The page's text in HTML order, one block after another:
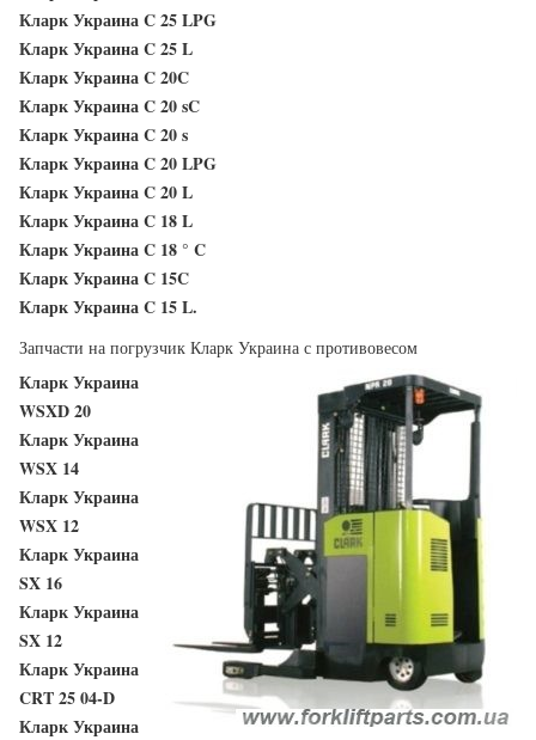
Кларк Украина C 25 LPG
Кларк Украина C 25 L
Кларк Украина C 20C
Кларк Украина C 20 sC
Кларк Украина C 20 s
Кларк Украина C 20 LPG
Кларк Украина C 20 L
Кларк Украина C 18 L
Кларк Украина C 18 ° C
Кларк Украина C 15C
Кларк Украина C 15 L.
Запчасти на погрузчик Кларк Украина с противовесом
Кларк Украина
WSXD 20
Кларк Украина
WSX 14
Кларк Украина
WSX 12
Кларк Украина
SX 16
Кларк Украина
SX 12
Кларк Украина
CRT 25 04-D
Кларк Украина